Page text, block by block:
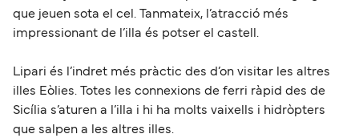
que jeuen sota el cel. Tanmateix, l’atracció més
impressionant de l’illa és potser el castell.
Lipari és l’indret més pràctic des d’on visitar les altres
illes Eòlies. Totes les connexions de ferri ràpid des de
Sicília s’aturen a l’illa i hi ha molts vaixells i hidròpters
que salpen a les altres illes.